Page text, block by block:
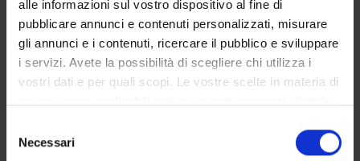
alle informazioni sul vostro dispositivo al fine di
pubblicare annunci e contenuti personalizzati, misurare
gli annunci e i contenuti, ricercare il pubblico e sviluppare
i servizi. Avete la possibilità di scegliere chi utilizza i
vostri dati e per quali scopi. Le vostre scelte in materia di
modificare o revocare il proprio consenso in qualsiasi
delNecessari
Calendario esami
Bacheca avvisi
Proposte tesi e stage